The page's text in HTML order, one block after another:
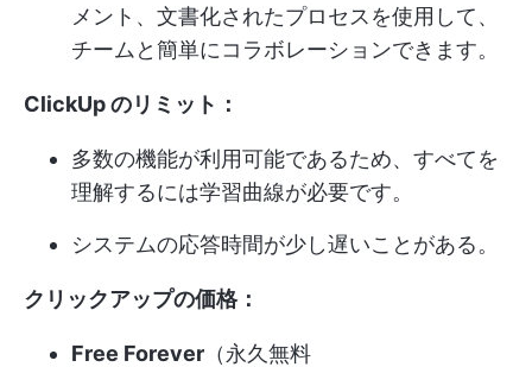
メント、文書化されたプロセスを使用して、
チームと簡単にコラボレーションできます。
ClickUp のリミット：
多数の機能が利用可能であるため、すべてを
理解するには学習曲線が必要です。
システムの応答時間が少し遅いことがある。
クリックアップの価格：
Free Forever （永久無料